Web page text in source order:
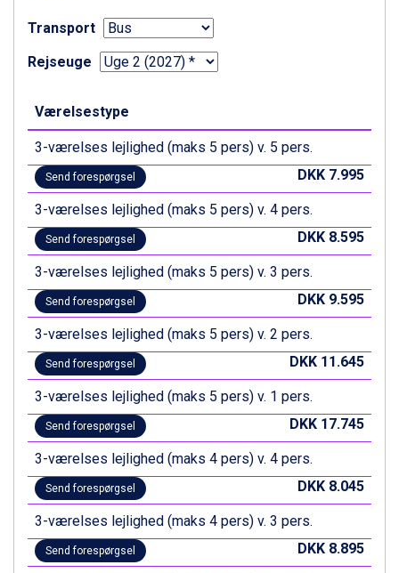
Ischgl fra DKK 7.095
St. Anton fra DKK 7.245
Zell am See fra DKK 4.095
Livigno fra DKK 4.145
Ponte di Legno fra DKK 4.745
Alleghe fra DKK 5.595
Bad Gastein fra DKK 4.195
Sauze dOulx fra DKK 4.045
Arabba fra DKK 7.045
La Thuile fra DKK 4.595
Val Thorens fra DKK 5.395
Cervinia fra DKK 5.295
Bad Hofgastein fra DKK 5.495
Passo Tonale fra DKK 3.795
Saalbach fra DKK 5.945
Sölden fra DKK 8.445
Champoluc fra DKK 3.795
Sestriere fra DKK 4.395
Fieberbrunn fra DKK 6.145
Wagrain fra DKK 4.645
Ischgl fra DKK 7.095
St. Anton fra DKK 7.245
Zell am See fra DKK 4.095
Livigno fra DKK 4.145
Canazei fra DKK 4.745
Ponte di Legno fra DKK 4.745
Alleghe fra DKK 5.595
Bad Gastein fra DKK 4.195
Transport
Rejseuge
Værelsestype
3-værelses lejlighed (maks 5 pers) v. 5 pers.
Send forespørgsel DKK 7.995
3-værelses lejlighed (maks 5 pers) v. 4 pers.
Send forespørgsel DKK 8.595
3-værelses lejlighed (maks 5 pers) v. 3 pers.
Send forespørgsel DKK 9.595
3-værelses lejlighed (maks 5 pers) v. 2 pers.
Send forespørgsel DKK 11.645
3-værelses lejlighed (maks 5 pers) v. 1 pers.
Send forespørgsel DKK 17.745
3-værelses lejlighed (maks 4 pers) v. 4 pers.
Send forespørgsel DKK 8.045
3-værelses lejlighed (maks 4 pers) v. 3 pers.
Send forespørgsel DKK 8.895